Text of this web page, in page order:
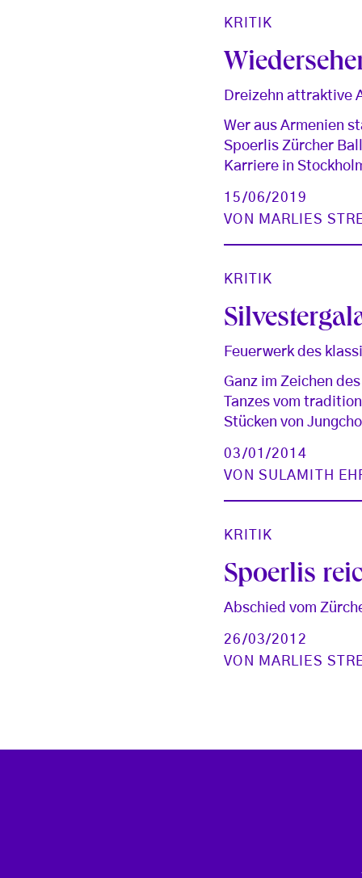
KRITIK
Dreizehn attraktive
Wer aus Armenien
Spoerlis Zürcher
Karriere in
15/06/2019
VON
MARLIES
KRITIK
Feuerwerk des
Ganz im Zeichen
Tanzes vom
Stücken von
03/01/2014
VON SULAMITH
KRITIK
Spoerlis
Abschied vom
26/03/2012
VON
MARLIES